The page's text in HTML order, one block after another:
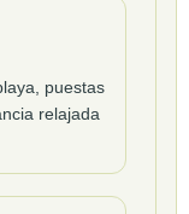
puestas
relajada